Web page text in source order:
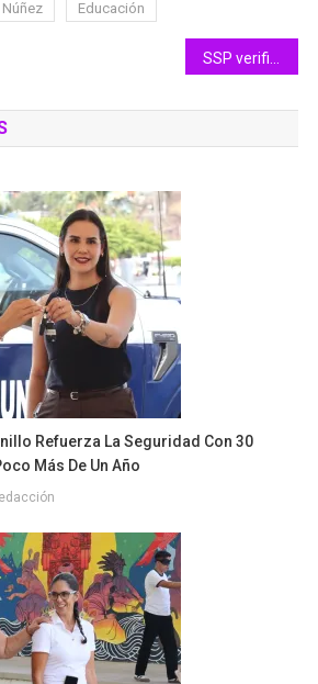
Educación
SSP verifica registro de empresas de Seguridad Privada
Refuerza La Seguridad Con 30
Más De Un Año